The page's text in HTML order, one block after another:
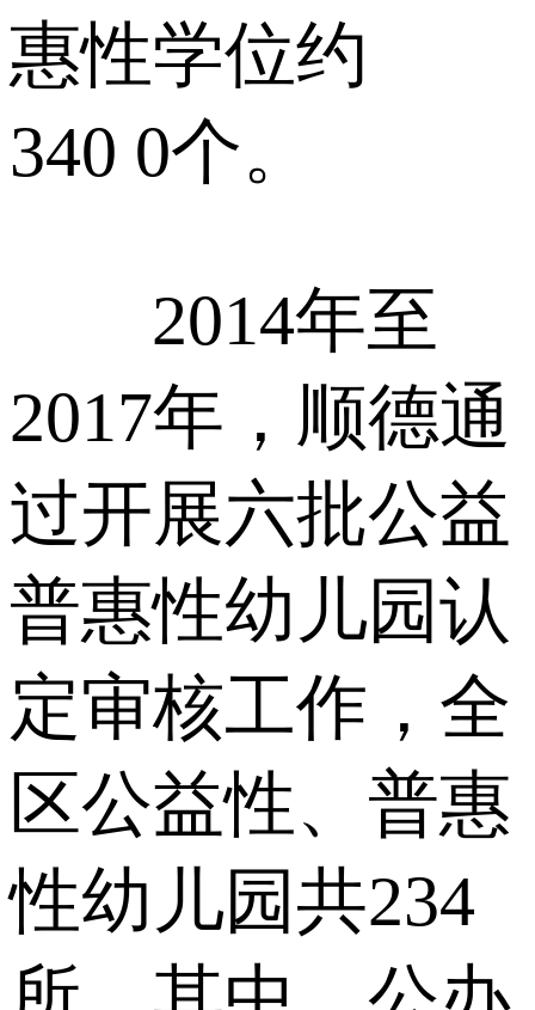
惠性学位约
340 0个。
2014年至
2017年，顺德通
过开展六批公益
普惠性幼儿园认
定审核工作，全
区公益性、普惠
性幼儿园共234